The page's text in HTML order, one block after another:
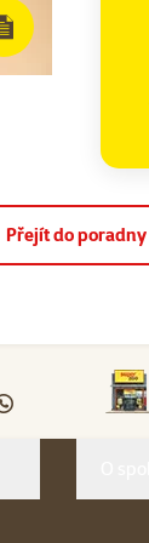
Přejít do poradny